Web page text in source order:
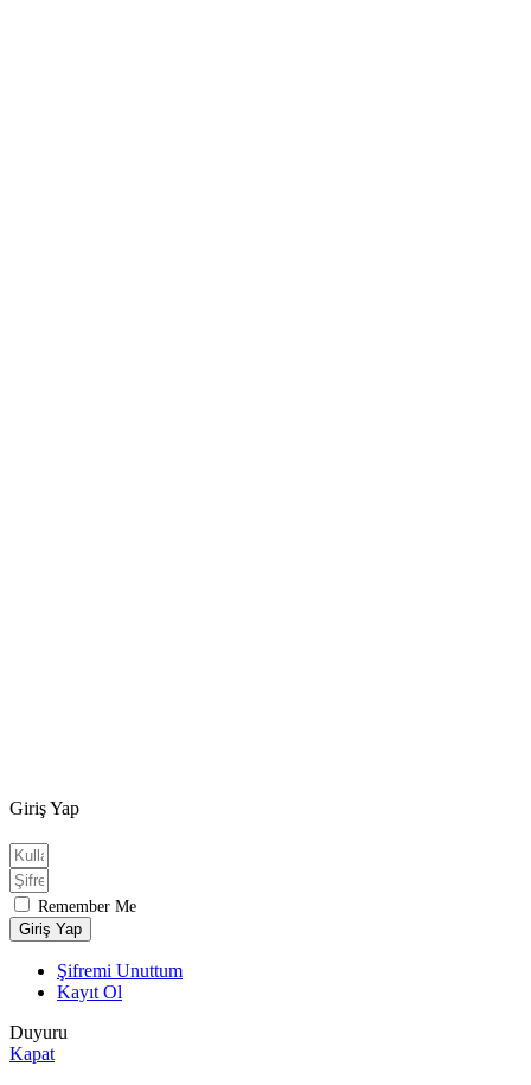
Giriş Yap
Remember Me
Giriş Yap
Şifremi Unuttum
Kayıt Ol
Duyuru
Kapat